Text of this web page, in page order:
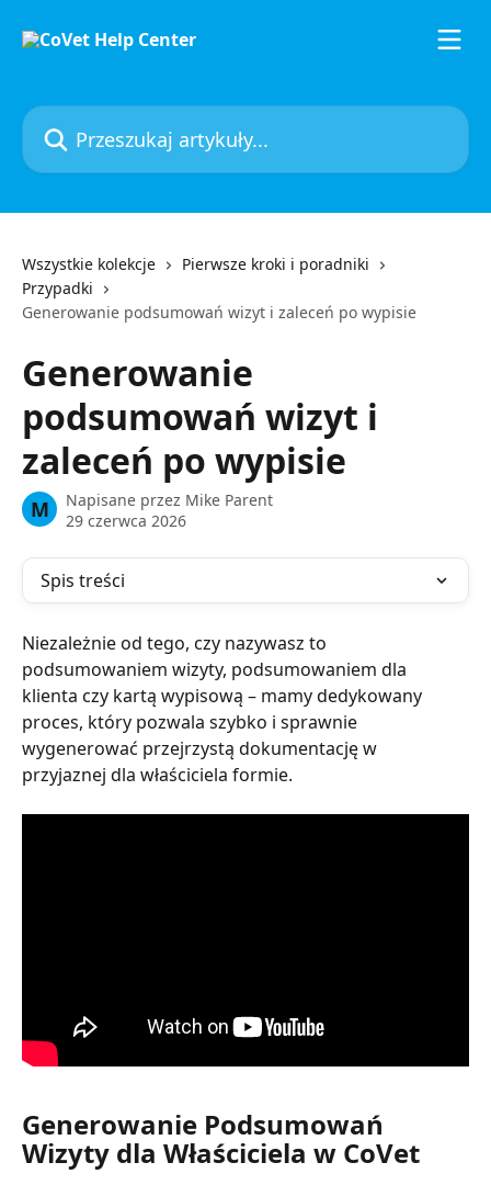
Przeszukaj artykuły...
Wszystkie kolekcje
Pierwsze kroki i poradniki
Przypadki
Generowanie podsumowań wizyt i zaleceń po wypisie
Generowanie
podsumowań wizyt i
zaleceń po wypisie
M Napisane przez Mike Parent
29 czerwca 2026
Spis treści
Niezależnie od tego, czy nazywasz to
podsumowaniem wizyty, podsumowaniem dla
klienta czy kartą wypisową – mamy dedykowany
proces, który pozwala szybko i sprawnie
wygenerować przejrzystą dokumentację w
przyjaznej dla właściciela formie.
Generowanie Podsumowań
Wizyty dla Właściciela w CoVet